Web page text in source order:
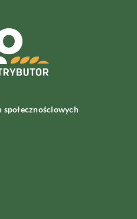
społecznościowych